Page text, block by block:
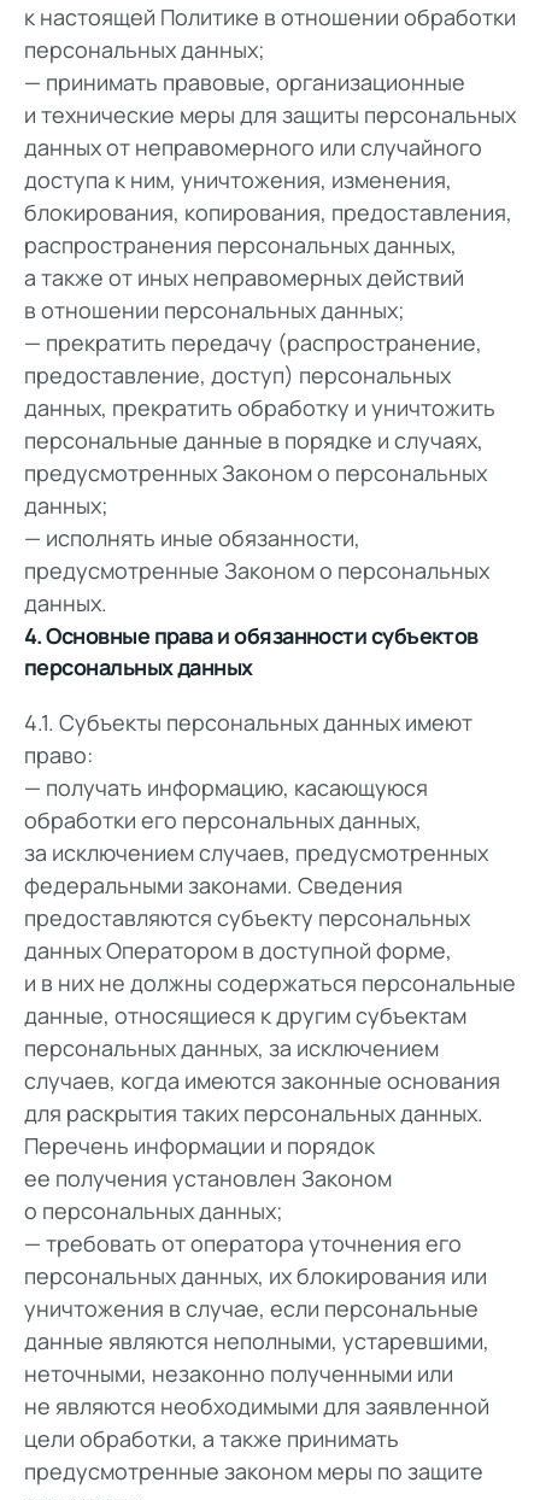
к настоящей Политике в отношении обработки
персональных данных;
— принимать правовые, организационные
и технические меры для защиты персональных
данных от неправомерного или случайного
доступа к ним, уничтожения, изменения,
блокирования, копирования, предоставления,
распространения персональных данных,
а также от иных неправомерных действий
в отношении персональных данных;
— прекратить передачу (распространение,
предоставление, доступ) персональных
данных, прекратить обработку и уничтожить
персональные данные в порядке и случаях,
предусмотренных Законом о персональных
данных;
— исполнять иные обязанности,
предусмотренные Законом о персональных
данных.
4. Основные права и обязанности субъектов
персональных данных
4.1. Субъекты персональных данных имеют
право:
— получать информацию, касающуюся
обработки его персональных данных,
за исключением случаев, предусмотренных
федеральными законами. Сведения
предоставляются субъекту персональных
данных Оператором в доступной форме,
и в них не должны содержаться персональные
данные, относящиеся к другим субъектам
персональных данных, за исключением
случаев, когда имеются законные основания
для раскрытия таких персональных данных.
Перечень информации и порядок
ее получения установлен Законом
о персональных данных;
— требовать от оператора уточнения его
персональных данных, их блокирования или
уничтожения в случае, если персональные
данные являются неполными, устаревшими,
неточными, незаконно полученными или
не являются необходимыми для заявленной
цели обработки, а также принимать
предусмотренные законом меры по защите